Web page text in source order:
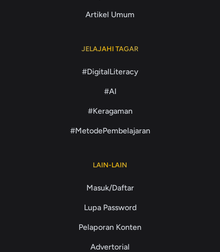
Artikel Umum
JELAJAHI TAGAR
#DigitalLiteracy
#AI
#Keragaman
#MetodePembelajaran
LAIN-LAIN
Masuk/Daftar
Lupa Password
Pelaporan Konten
Advertorial